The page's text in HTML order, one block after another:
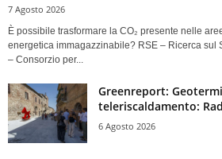
7 Agosto 2026
È possibile trasformare la CO₂ presente nelle
energetica immagazzinabile? RSE – Ricerca sul
– Consorzio per...
Greenreport:
teleriscaldamento:
6 Agosto 2026